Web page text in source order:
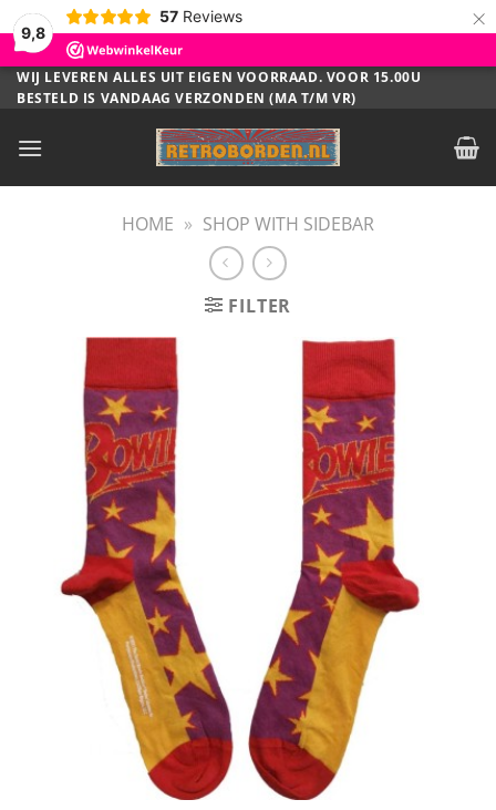
9,8
57 Reviews ×
Ga
naar
WIJ LEVEREN ALLES UIT EIGEN VOORRAAD. VOOR 15.00U
BESTELD IS VANDAAG VERZONDEN (MA T/M VR)
HOME » SHOP WITH SIDEBAR
FILTER